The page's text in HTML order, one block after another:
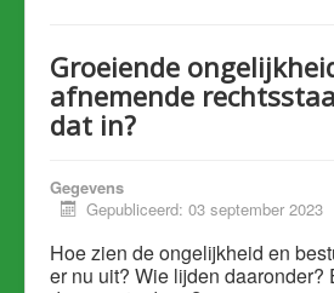
Nieuws
Hart van Holland
Eerdere artikelen
Groeiende
afnemende
dat in?
Gegevens
Gepubliceerd: 03 september 2023
Hoe zien de ongelijkheid en
er nu uit? Wie lijden daaronder?